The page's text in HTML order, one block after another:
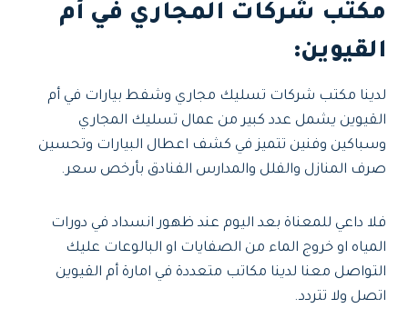
مكتب شركات المجاري في أم
القيوين:
لدينا مكتب شركات تسليك مجاري وشفط بيارات في أم
القيوين يشمل عدد كبير من عمال تسليك المجاري
وسباكين وفنين تتميز في كشف اعطال البيارات وتحسين
صرف المنازل والفلل والمدارس الفنادق بأرخص سعر.
فلا داعي للمعناة بعد اليوم عند ظهور انسداد في دورات
المياه او خروج الماء من الصفايات او البالوعات عليك
التواصل معنا لدينا مكاتب متعددة في امارة أم القيوين
اتصل ولا تتردد.